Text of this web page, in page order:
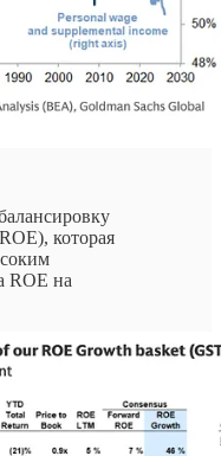
которая
ROE на